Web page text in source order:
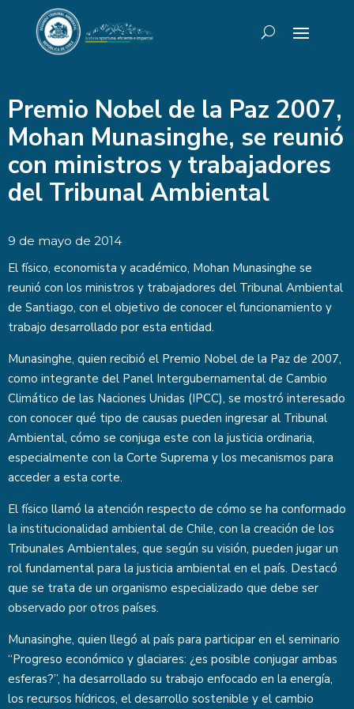
Premio Nobel de la Paz 2007,
Mohan Munasinghe, se reunió
con ministros y trabajadores
del Tribunal Ambiental
9 de mayo de 2014
El físico, economista y académico, Mohan Munasinghe se
reunió con los ministros y trabajadores del Tribunal Ambiental
de Santiago, con el objetivo de conocer el funcionamiento y
trabajo desarrollado por esta entidad.
Munasinghe, quien recibió el Premio Nobel de la Paz de 2007,
como integrante del Panel Intergubernamental de Cambio
Climático de las Naciones Unidas (IPCC), se mostró interesado
con conocer qué tipo de causas pueden ingresar al Tribunal
Ambiental, cómo se conjuga este con la justicia ordinaria,
especialmente con la Corte Suprema y los mecanismos para
acceder a esta corte.
El físico llamó la atención respecto de cómo se ha conformado
la institucionalidad ambiental de Chile, con la creación de los
Tribunales Ambientales, que según su visión, pueden jugar un
rol fundamental para la justicia ambiental en el país. Destacó
que se trata de un organismo especializado que debe ser
observado por otros países.
Munasinghe, quien llegó al país para participar en el seminario
“Progreso económico y glaciares: ¿es posible conjugar ambas
esferas?”, ha desarrollado su trabajo enfocado en la energía,
los recursos hídricos, el desarrollo sostenible y el cambio